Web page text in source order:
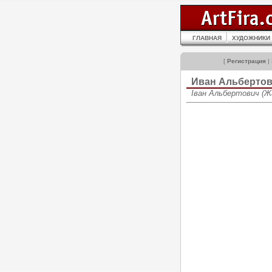
ГЛАВНАЯ ХУДОЖНИКИ
[ Регистрация |
Иван
Іван Альбертович